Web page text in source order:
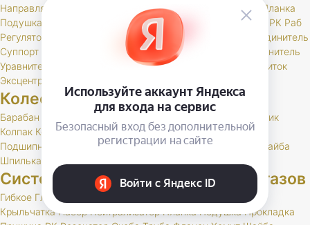
Направляющая
Опора Опорный Педаль
Планка
Подушка
Проставка Пружина Пыльник РК Раб
Регулятор
Сектор Сигнальное
Соединитель
Суппорт
Тройник Трос
Удлинитель
Уравнитель
Шайба Шланг
Щиток
Эксцентрик
Колеса и шины
Барабан Буфер Гайка Держатель
Золотник
Колпак Колпачок Кольцо Кронштейн Маслоотражатель
Подшипник
Прокладка РК Сальник Стержень
Шайба
Шпилька
Система выпуска отработавших газов
Гибкое Глушитель
Кронштейн
Крыльчатка Набор Нейтрализатор Планка Подушка Прокладка